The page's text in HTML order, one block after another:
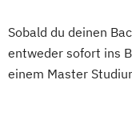
Pädagogik
Systemische
Sobald du deinen
entweder sofort ins
einem Master